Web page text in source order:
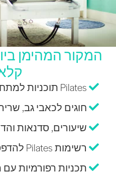
Pilates תוכניות למתחילים
חוגים לכאבי גב,
שיעורים, סדנאות
רשימות Pilates להדפסה בחינם
תכניות רפורמיות